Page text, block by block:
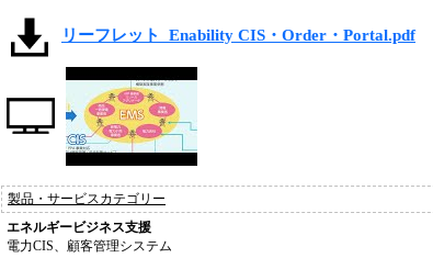
リーフレット_Enability CIS・Order・Portal.pdf
製品・サービスカテゴリー
エネルギービジネス支援
電力CIS、顧客管理システム